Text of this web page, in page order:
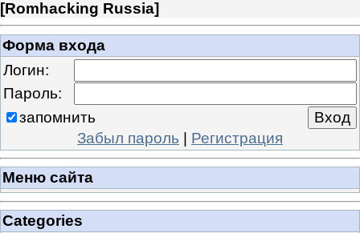
[Romhacking Russia]
Форма входа
Логин:
Пароль:
запомнить
Забыл пароль | Регистрация
Меню сайта
Categories